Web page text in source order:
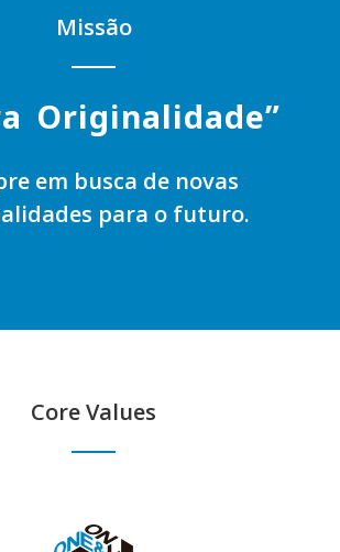
Missão
a Originalidade”
em busca de novas
para o futuro.
Core Values